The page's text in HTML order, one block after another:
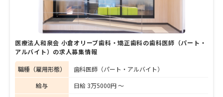
医療法人和泉会 小倉オリーブ歯科・矯正歯科の歯科医師（パート・
アルバイト）の求人募集情報
職種（雇用形態）
歯科医師（パート・アルバイト）
給与
日給 3万5000円 〜